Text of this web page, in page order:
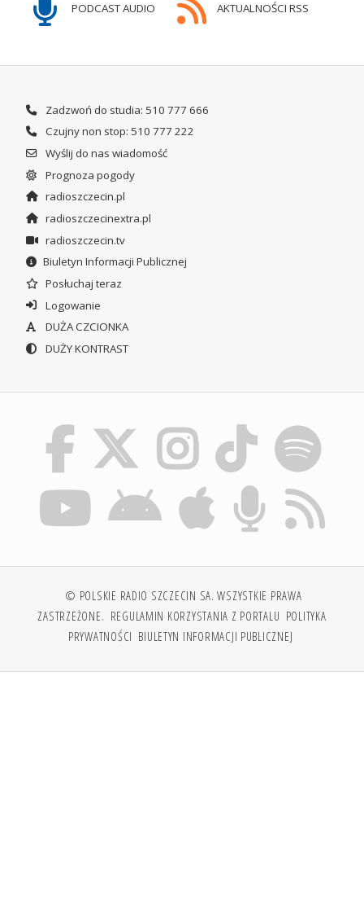
PODCAST AUDIO AKTUALNOŚCI RSS
Zadzwoń do studia: 510 777 666
Czujny non stop: 510 777 222
Wyślij do nas wiadomość
Prognoza pogody
radioszczecin.pl
radioszczecinextra.pl
radioszczecin.tv
Biuletyn Informacji Publicznej
Posłuchaj teraz
Logowanie
DUŻA CZCIONKA
DUŻY KONTRAST
© POLSKIE RADIO SZCZECIN SA. WSZYSTKIE PRAWA
ZASTRZEŻONE. REGULAMIN KORZYSTANIA Z PORTALU POLITYKA
PRYWATNOŚCI BIULETYN INFORMACJI PUBLICZNEJ